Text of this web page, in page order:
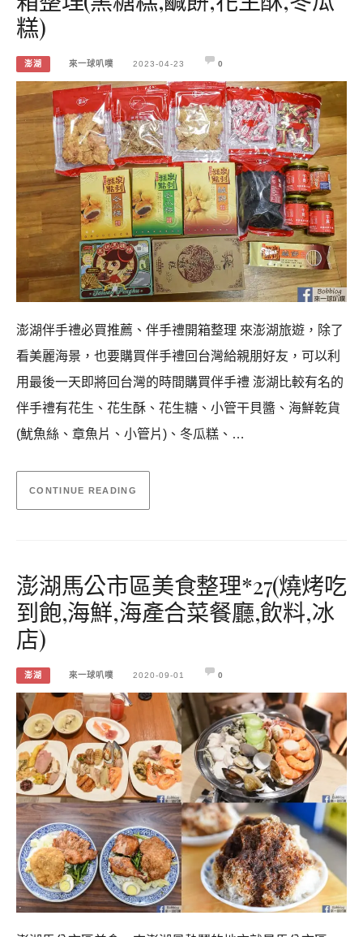
糕)
澎湖 來一球叭噗 2023-04-23 0
澎湖伴手禮必買推薦、伴手禮開箱整理 來澎湖旅遊，除了
看美麗海景，也要購買伴手禮回台灣給親朋好友，可以利
用最後一天即將回台灣的時間購買伴手禮 澎湖比較有名的
伴手禮有花生、花生酥、花生糖、小管干貝醬、海鮮乾貨
(魷魚絲、章魚片、小管片)、冬瓜糕、…
CONTINUE READING
澎湖馬公市區美食整理*27(燒烤吃
到飽,海鮮,海產合菜餐廳,飲料,冰
店)
澎湖 來一球叭噗 2020-09-01 0